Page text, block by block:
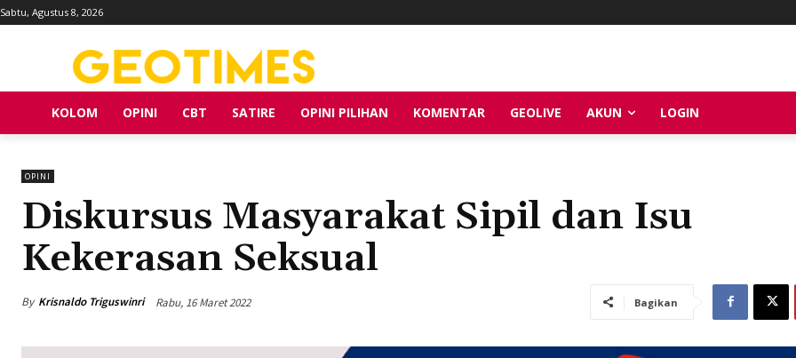
Sabtu, Agustus 8, 2026
KOLOM OPINI CBT SATIRE OPINI PILIHAN KOMENTAR GEOLIVE AKUN LOGIN
OPINI
Diskursus Masyarakat Sipil dan Isu
Kekerasan Seksual
By Krisnaldo Triguswinri Rabu, 16 Maret 2022 Bagikan